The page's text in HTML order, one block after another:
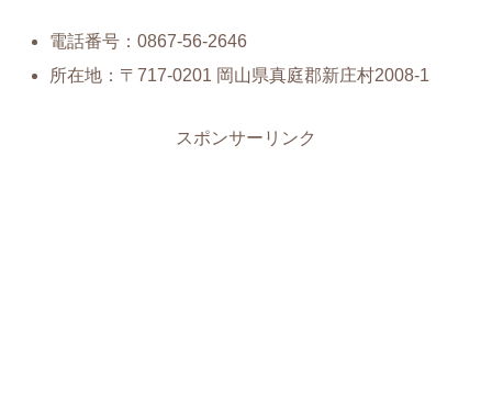
電話番号：0867-56-2646
所在地：〒717-0201 岡山県真庭郡新庄村2008-1
スポンサーリンク